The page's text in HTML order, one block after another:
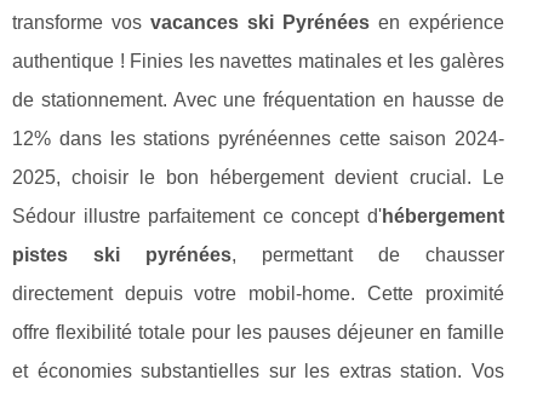
transforme vos vacances ski Pyrénéesen expérience
authentique ! Finies les navettes matinales et les galères
de stationnement. Avec une fréquentation en hausse de
12% dans les stations pyrénéennes cette saison 2024-
2025, choisir le bon hébergement devient crucial. Le
Sédour illustre parfaitement ce concept d'hébergement
pistes ski pyrénées, permettant de chausser
directement depuis votre mobil-home. Cette proximité
offre flexibilité totale pour les pauses déjeuner en famille
et économies substantielles sur les extras station. Vos